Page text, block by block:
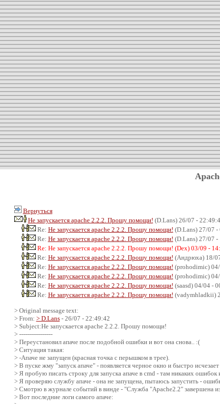
Вернуться
Не запускается apache 2.2.2. Прошу помощи! (D.Lans) 26/07 -
Re: Не запускается apache 2.2.2. Прошу помощи! (D.Lans) 27/07
Re: Не запускается apache 2.2.2. Прошу помощи! (D.Lans) 27/07
Re: Не запускается apache 2.2.2. Прошу помощи! (Dex) 03/09 -
Re: Не запускается apache 2.2.2. Прошу помощи! (Андрюха) 18/
Re: Не запускается apache 2.2.2. Прошу помощи! (prohodimic)
Re: Не запускается apache 2.2.2. Прошу помощи! (prohodimic)
Re: Не запускается apache 2.2.2. Прошу помощи! (saasd) 04/04 -
Re: Не запускается apache 2.2.2. Прошу помощи! (vadymhladkii)
> Original message text:
> From: > D.Lans- 26/07 - 22:49:42
> Subject:Не запускается apache 2.2.2. Прошу помощи!
> -----------------
> Переустановил апаче после подобной ошибки и вот она снова.. :(
> Ситуация такая:
> -Апаче не запущен (красная точка с перышком в трее).
> В пуске жму "запуск апаче" - появляется черное окно и быстро
> Я пробую писать строку для запуска апаче в cmd - там никаких
> Я проверяю службу апаче - она не запущена, пытаюсь запустить -
> Смотрю в журнале событий в винде - "Служба "Apache2.2" завершена
> Вот последние логи самого апаче: